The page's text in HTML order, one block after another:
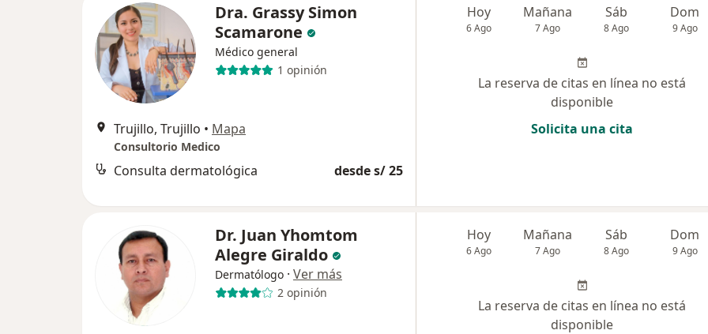
Dra. Grassy Simon
Scamarone
Médico general
1 opinión
Trujillo, Trujillo • Mapa
Consultorio Medico
Consulta dermatológica desde s/ 25
Hoy
6 Ago
Mañana
7 Ago
Sáb
8 Ago
Dom
9 Ago
La reserva de citas en línea no está
disponible
Solicita una cita
Dr. Juan Yhomtom
Alegre Giraldo
Dermatólogo · Ver más
2 opinión
Hoy
6 Ago
Mañana
7 Ago
Sáb
8 Ago
Dom
9 Ago
La reserva de citas en línea no está
disponible